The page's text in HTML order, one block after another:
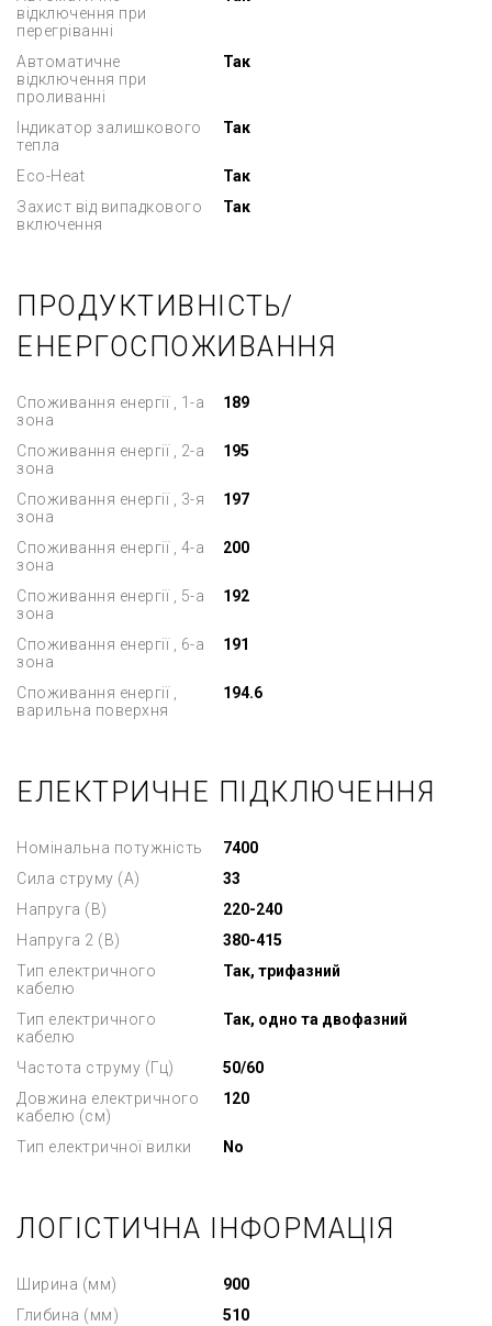
відключення при
перегріванні
Автоматичне
відключення при
проливанні
Так
Індикатор залишкового
тепла
Так
Eco-Heat
Так
Захист від випадкового
включення
Так
ПРОДУКТИВНІСТЬ/
ЕНЕРГОСПОЖИВАННЯ
Споживання енергії , 1-а
зона
189
Споживання енергії , 2-а
зона
195
Споживання енергії , 3-я
зона
197
Споживання енергії , 4-а
зона
200
Споживання енергії , 5-а
зона
192
Споживання енергії , 6-а
зона
191
Споживання енергії ,
варильна поверхня
194.6
ЕЛЕКТРИЧНЕ ПІДКЛЮЧЕННЯ
Номінальна потужність
7400
Сила струму (А)
33
Напруга (В)
220-240
Напруга 2 (В)
380-415
Тип електричного
кабелю
Так, трифазний
Тип електричного
кабелю
Так, одно та двофазний
Частота струму (Гц)
50/60
Довжина електричного
кабелю (см)
120
Тип електричної вилки No
ЛОГІСТИЧНА ІНФОРМАЦІЯ
Ширина (мм)
900
Глибина (мм)
510